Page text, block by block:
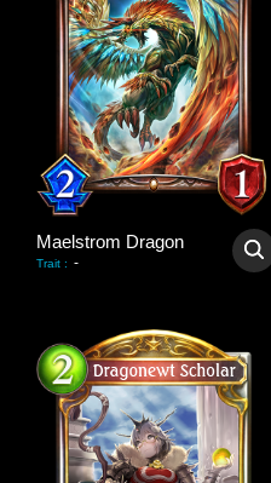
Maelstrom Dragon
Trait : -